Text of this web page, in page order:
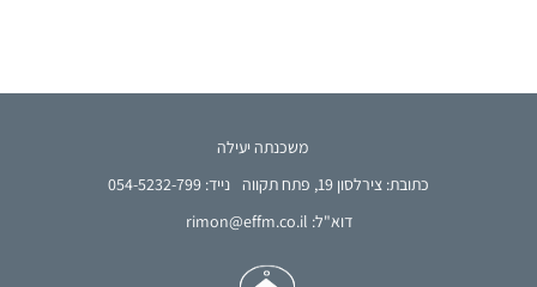
משכנתה יעילה
כתובת: צירלסון 19, פתח תקווה
נייד: 054-5232-799
דוא"ל: rimon@effm.co.il